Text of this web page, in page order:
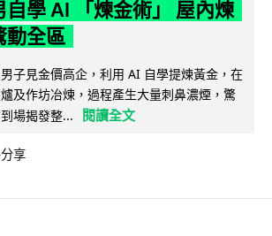
自學 AI 「煉金術」 屋內煉
動全區
子見金價高企，利用 AI 自學提煉黃金，在
及作坊冶煉，過程產生大量刺鼻濃煙，驚
場揭發整...
閱讀全文
分享